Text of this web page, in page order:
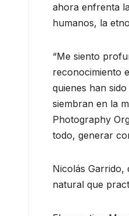
ahora enfrenta
humanos, la
“Me siento
reconocimiento
quienes han
siembran en la
Photography
todo, generar
Nicolás Garrido,
natural que